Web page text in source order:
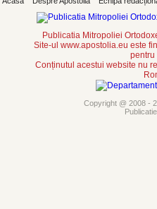
Publicatia Mitropoliei
Site-ul www.apostolia.eu este
pentru
Conținutul acestui website nu
Copyright @ 2008 -